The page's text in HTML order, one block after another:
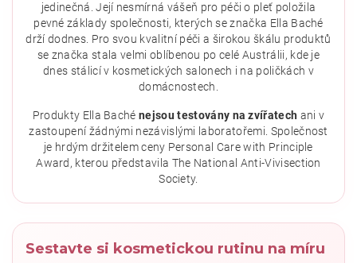
Vložením hodnocení souhlasíte sezásadami ochrany
jedinečná. Její nesmírná vášeň pro péči o pleť položila
pevné základy společnosti, kterých se značka Ella Baché
drží dodnes. Pro svou kvalitní péči a širokou škálu produktů
se značka stala velmi oblíbenou po celé Austrálii, kde je
dnes stálicí v kosmetických salonech i na poličkách v
domácnostech.
Produkty Ella Bachénejsou testovány na zvířatech ani v
zastoupení žádnými nezávislými laboratořemi. Společnost
je hrdým držitelem ceny Personal Care with Principle
Award, kterou představila The National Anti-Vivisection
Society.
Sestavte si kosmetickou rutinu na míru